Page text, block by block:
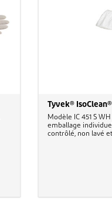
Tyvek® IsoClean®
Modèle IC 451 S
emballage
contrôlé, non lavé et